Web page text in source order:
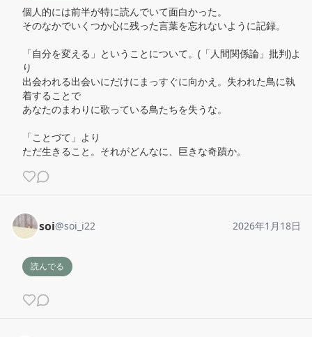
個人的には前半が特に読んでいて面白かった。
そのなかでいくつか心に残った言葉を忘れないように記録。
「自分を変える」ということについて。(「人間関係論」批判)よ
り
出会われる出会いにだけにまっすぐに向かえ。失われた鳥に執
着することで
あなたのまわりに歌っている鳥たちを失うな。
「ことづて」より
ただ生きること。それがどんなに、巨きな奇蹟か。
soi@soi_i22 2026年1月18日
読んでる